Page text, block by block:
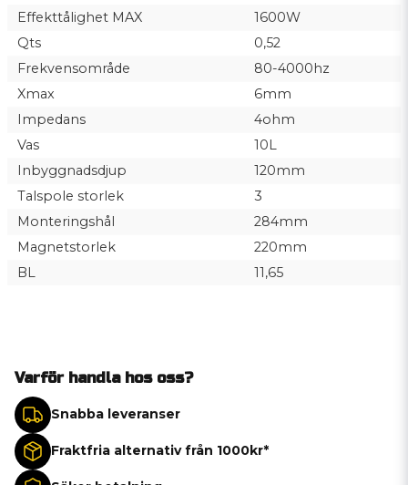
Effekttålighet MAX
1600W
Qts
0,52
Frekvensområde
80-4000hz
Xmax
6mm
Impedans
4ohm
Vas
10L
Inbyggnadsdjup
120mm
Talspole storlek
3
Monteringshål
284mm
Magnetstorlek
220mm
BL
11,65
Varför handla hos oss?
Snabba leveranser
Fraktfria alternativ från 1000kr*